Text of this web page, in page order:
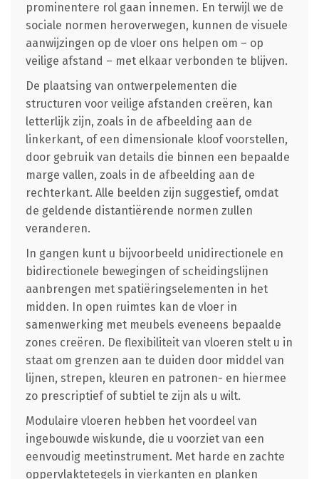
prominentere rol gaan innemen. En terwijl we de
sociale normen heroverwegen, kunnen de visuele
aanwijzingen op de vloer ons helpen om – op
veilige afstand – met elkaar verbonden te blijven.
De plaatsing van ontwerpelementen die
structuren voor veilige afstanden creëren, kan
letterlijk zijn, zoals in de afbeelding aan de
linkerkant, of een dimensionale kloof voorstellen,
door gebruik van details die binnen een bepaalde
marge vallen, zoals in de afbeelding aan de
rechterkant. Alle beelden zijn suggestief, omdat
de geldende distantiërende normen zullen
veranderen.
In gangen kunt u bijvoorbeeld unidirectionele en
bidirectionele bewegingen of scheidingslijnen
aanbrengen met spatiëringselementen in het
midden. In open ruimtes kan de vloer in
samenwerking met meubels eveneens bepaalde
zones creëren. De flexibiliteit van vloeren stelt u in
staat om grenzen aan te duiden door middel van
lijnen, strepen, kleuren en patronen- en hiermee
zo prescriptief of subtiel te zijn als u wilt.
Modulaire vloeren hebben het voordeel van
ingebouwde wiskunde, die u voorziet van een
eenvoudig meetinstrument. Met harde en zachte
oppervlaktetegels in vierkanten en planken